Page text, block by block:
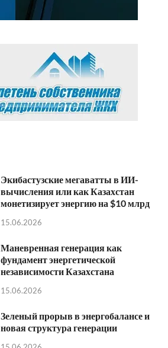
Экибастузские мегаватты в ИИ-
вычисления или как Казахстан
монетизирует энергию на $10 млрд
15.06.2026
Маневренная генерация как
фундамент энергетической
независимости Казахстана
15.06.2026
Зеленый прорыв в энергобалансе и
новая структура генерации